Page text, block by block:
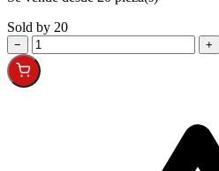
Sold by 20
− +